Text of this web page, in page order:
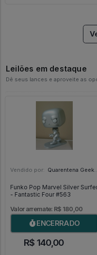
Leilões em destaque
Dê seus lances e aproveite as
Vendido por: Quarentena Geek Store - SP
Funko Pop Marvel Silver
- Fantastic Four #563
Valor arremate: R$ 180,00
ENCERRADO
R$ 140,00